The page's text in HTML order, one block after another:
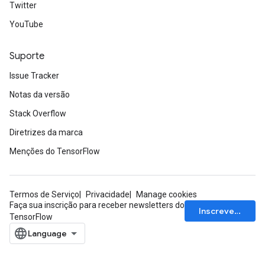
Twitter
YouTube
Suporte
Issue Tracker
Notas da versão
Stack Overflow
Diretrizes da marca
Menções do TensorFlow
Termos de Serviço Privacidade
Manage cookies
Faça sua inscrição para receber newsletters do
TensorFlow
Inscrever-se